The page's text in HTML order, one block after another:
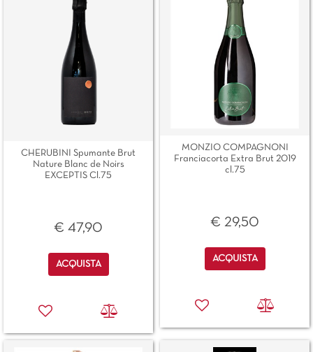
CHERUBINI Spumante Brut
Nature Blanc de Noirs
EXCEPTIS Cl.75
€ 47,90
Quantità
ACQUISTA
MONZIO COMPAGNONI
Franciacorta Extra Brut 2019
cl.75
€ 29,50
Quantità
ACQUISTA